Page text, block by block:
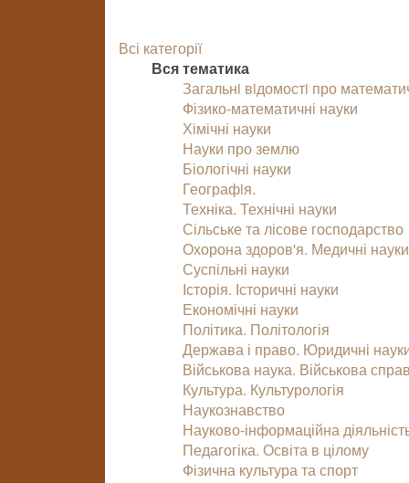
Всі категорії
Вся тематика
Загальнi вiдомостi про
Фізико-математичні науки
Хімічні науки
Науки про землю
Біологічні науки
Географiя.
Техніка. Технічні науки
Сільське та лісове господарство
Охорона здоров'я. Медичні науки
Суспільні науки
Історія. Історичні науки
Економічні науки
Політика. Політологія
Держава і право. Юридичні
Військова наука. Військова
Культура. Культурологія
Наукознавство
Науково-інформаційна
Педагогіка. Освіта в цілому
Фізична культура та спорт